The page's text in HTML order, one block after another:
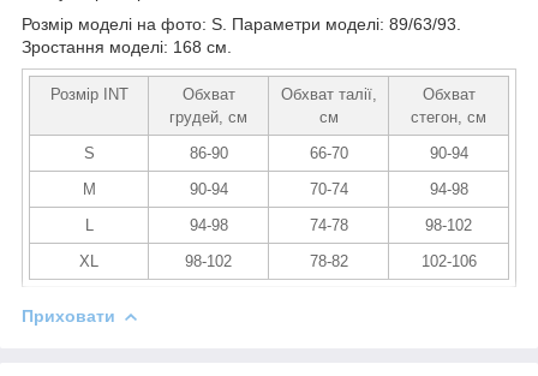
Розмір моделі на фото: S. Параметри моделі: 89/63/93.
Зростання моделі: 168 см.
Розмір INT
Обхват
грудей, см
Обхват талії,
см
Обхват
стегон, см
S
86-90 66-70
90-94
M
90-94 70-74
94-98
94-98 74-78
98-102
XL
98-102 78-82 102-106
Приховати